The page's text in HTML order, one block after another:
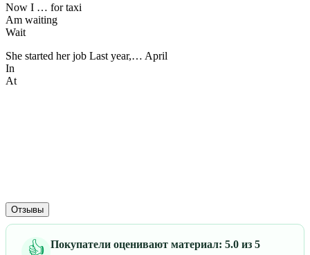
Now I … for taxi
Am waiting
Wait
She started her job Last year,… April
In
At
Отзывы
👍 Покупатели оценивают материал: 5.0 из 5